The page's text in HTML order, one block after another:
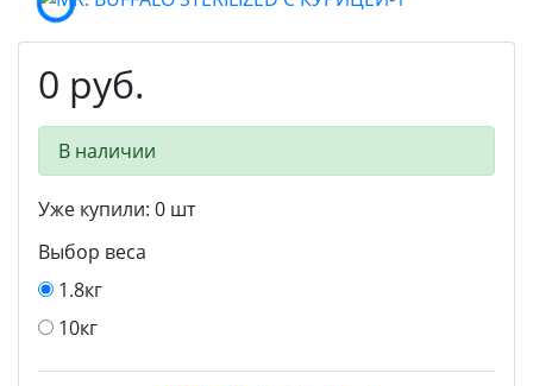
0 руб.
В наличии
Уже купили: 0 шт
Выбор веса
1.8кг
10кг